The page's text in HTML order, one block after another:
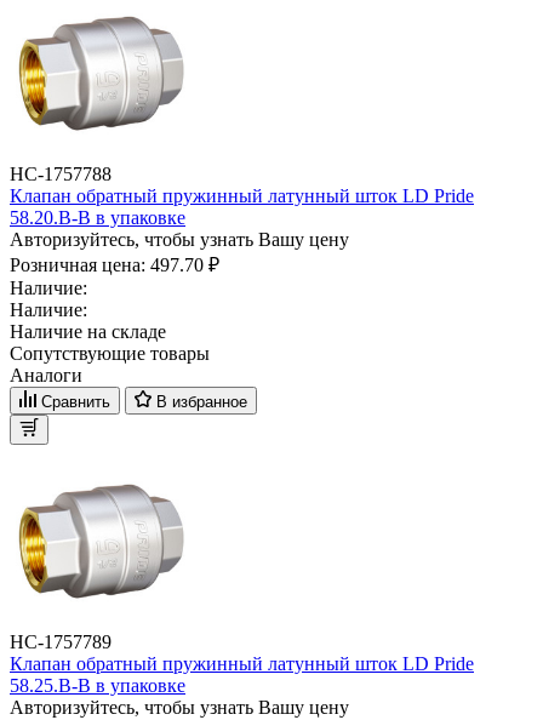
НС-1757788
Клапан обратный пружинный латунный шток LD Pride
58.20.В-В в упаковке
Авторизуйтесь, чтобы узнать Вашу цену
Розничная цена: 497.70 ₽
Наличие:
Наличие:
Наличие на складе
Сопутствующие товары
Аналоги
Сравнить В избранное
НС-1757789
Клапан обратный пружинный латунный шток LD Pride
58.25.В-В в упаковке
Авторизуйтесь, чтобы узнать Вашу цену